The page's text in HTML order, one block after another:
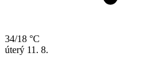
34/18 °C
úterý 11. 8.